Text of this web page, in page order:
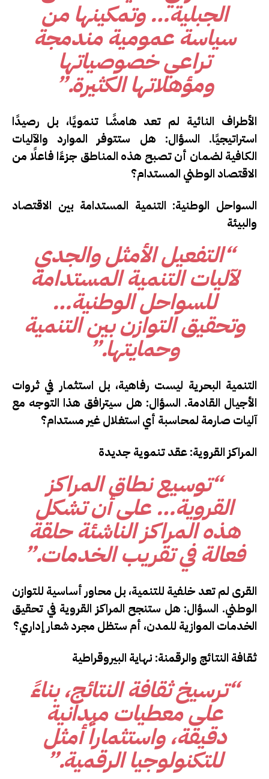
الجبلية… وتمكينها من
سياسة عمومية مندمجة
تراعي خصوصياتها
ومؤهلاتها الكثيرة.”
الأطراف النائية لم تعد هامشًا تنمويًا، بل رصيدًا
استراتيجيًا. السؤال: هل ستتوفر الموارد والآليات
الكافية لضمان أن تصبح هذه المناطق جزءًا فاعلًا من
الاقتصاد الوطني المستدام؟
السواحل الوطنية: التنمية المستدامة بين الاقتصاد
والبيئة
“التفعيل الأمثل والجدي
لآليات التنمية المستدامة
للسواحل الوطنية…
وتحقيق التوازن بين التنمية
وحمايتها.”
التنمية البحرية ليست رفاهية، بل استثمار في ثروات
الأجيال القادمة. السؤال: هل سيترافق هذا التوجه مع
آليات صارمة لمحاسبة أي استغلال غير مستدام؟
المراكز القروية: عقد تنموية جديدة
“توسيع نطاق المراكز
القروية… على أن تشكل
هذه المراكز الناشئة حلقة
فعالة في تقريب الخدمات.”
القرى لم تعد خلفية للتنمية، بل محاور أساسية للتوازن
الوطني. السؤال: هل ستنجح المراكز القروية في تحقيق
الخدمات الموازية للمدن، أم ستظل مجرد شعار إداري؟
ثقافة النتائج والرقمنة: نهاية البيروقراطية
“ترسيخ ثقافة النتائج، بناءً
على معطيات ميدانية
دقيقة، واستثماراً أمثل
للتكنولوجيا الرقمية.”